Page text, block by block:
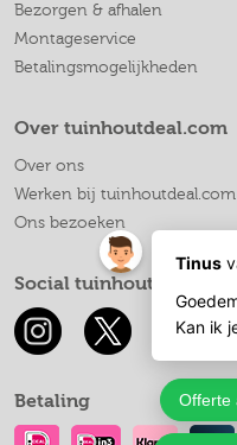
Bezorgen & afhalen
Montageservice
Betalingsmogelijkheden
Over tuinhoutdeal.com
Over ons
Werken bij tuinhoutdeal.com
Ons bezoeken
Social tuinhoutdeal.com
Betaling